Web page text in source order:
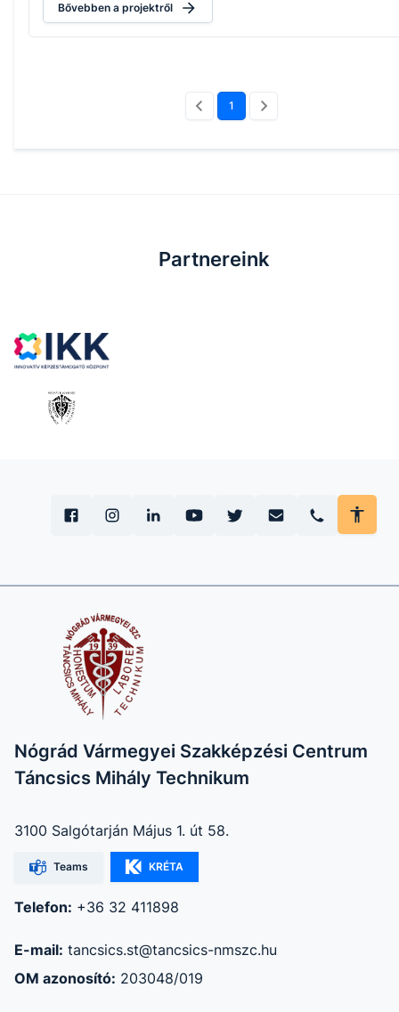
Bővebben a projektről
1
Partnereink
Nógrád Vármegyei Szakképzési Centrum
Táncsics Mihály Technikum
3100 Salgótarján Május 1. út 58.
Teams KRÉTA
Telefon: +36 32 411898
E-mail: tancsics.st@tancsics-nmszc.hu
OM azonosító: 203048/019